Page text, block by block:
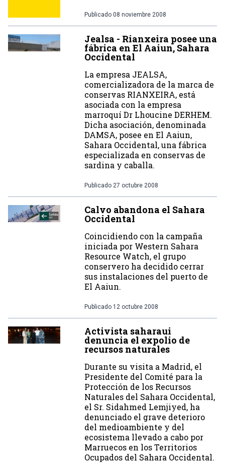
Publicado 08 noviembre 2008
Jealsa - Rianxeira posee una
fábrica en El Aaiun, Sahara
Occidental
La empresa JEALSA,
comercializadora de la marca de
conservas RIANXEIRA, está
asociada con la empresa
marroquí­ Dr Lhoucine DERHEM.
Dicha asociación, denominada
DAMSA, posee en El Aaiun,
Sahara Occidental, una fábrica
especializada en conservas de
sardina y caballa.
Publicado 27 octubre 2008
Calvo abandona el Sahara
Occidental
Coincidiendo con la campaña
iniciada por Western Sahara
Resource Watch, el grupo
conservero ha decidido cerrar
sus instalaciones del puerto de
El Aaiun.
Publicado 12 octubre 2008
Activista saharaui
denuncia el expolio de
recursos naturales
Durante su visita a Madrid, el
Presidente del Comité para la
Protección de los Recursos
Naturales del Sahara Occidental,
el Sr. Sidahmed Lemjiyed, ha
denunciado el grave deterioro
del medioambiente y del
ecosistema llevado a cabo por
Marruecos en los Territorios
Ocupados del Sahara Occidental.